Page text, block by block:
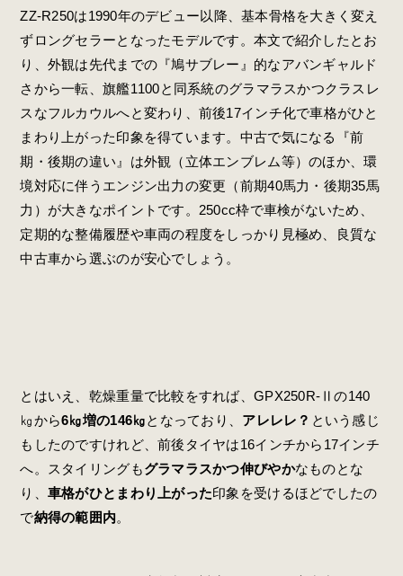
ZZ-R250は1990年のデビュー以降、基本骨格を大きく変え
ずロングセラーとなったモデルです。本文で紹介したとお
り、外観は先代までの『鳩サブレー』的なアバンギャルド
さから一転、旗艦1100と同系統のグラマラスかつクラスレ
スなフルカウルへと変わり、前後17インチ化で車格がひと
まわり上がった印象を得ています。中古で気になる『前
期・後期の違い』は外観（立体エンブレム等）のほか、環
境対応に伴うエンジン出力の変更（前期40馬力・後期35馬
力）が大きなポイントです。250cc枠で車検がないため、
定期的な整備履歴や車両の程度をしっかり見極め、良質な
中古車から選ぶのが安心でしょう。
とはいえ、乾燥重量で比較をすれば、GPX250R-Ⅱの140
㎏から6㎏増の146㎏となっており、 アレレレ？ という感じ
もしたのですけれど、前後タイヤは16インチから17インチ
へ。スタイリングもグラマラスかつ伸びやかなものとな
り、 車格がひとまわり上がった印象を受けるほどでしたの
で納得の範囲内。